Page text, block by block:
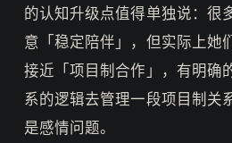
的认知升级点值得单独说：很
意「稳定陪伴」，但实际上她
接近「项目制合作」，有明确
系的逻辑去管理一段项目制关
是感情问题。